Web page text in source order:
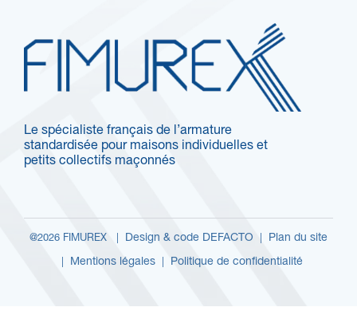
Le spécialiste français de l’armature
standardisée pour maisons individuelles et
petits collectifs maçonnés
@2026 FIMUREX | Design & code DEFACTO Plan du site
Mentions légales| Politique de confidentialité